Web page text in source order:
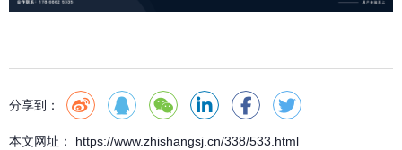
分享到：
本文网址： https://www.zhishangsj.cn/338/533.html